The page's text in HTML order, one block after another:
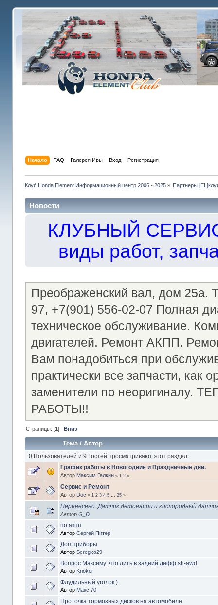
Начало FAQ Галерея Ивы Вход Регистрация
Клуб Honda Element Информационный центр 2006 - 2025» Партнеры
Новости
КЛУБНЫЙ
виды работ,
Преображенский вал, дом 25а.
97, +7(901) 556-02-07 Полная
техническое обслуживание.
двигателей. Ремонт АКПП.
Вам понадобиться при
практически все запчасти, как
заменители по
РАБОТЫ!!
Страницы: [1] Вниз
Тема/ Автор
0 Пользователей и 9 Гостей просматривают этот раздел.
График работы в Новогодние и Праздничные дни.
Автор Максим Галкин « 1 2»
Сервис и Ремонт
Автор Doc « 1 2 3 4 5 25»
Перенесено: Датчик детонации и кислородный
Автор G_D
по акпп
Автор Сергей Питер
Доп приборы
Автор Seregka29
Вопрос Максиму: что лить в задний дифф sh-awd
Автор Krioker
Флудильный уголок.)
Автор Макс 70
Проточка тормозных дисков на автомобиле.